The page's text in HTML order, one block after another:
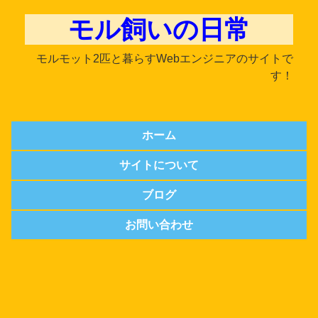
モル飼いの日常
モルモット2匹と暮らすWebエンジニアのサイトで
す！
ホーム
サイトについて
ブログ
お問い合わせ